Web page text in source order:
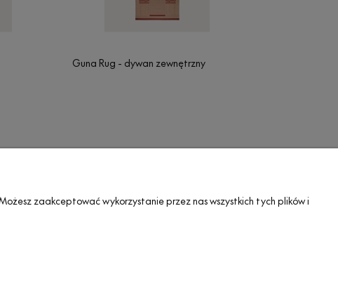
Guna Rug - dywan zewnętrzny
zaakceptować wykorzystanie przez nas wszystkich tych plików i